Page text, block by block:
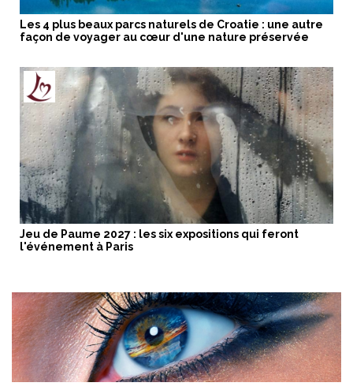
Les 4 plus beaux parcs naturels de Croatie : une autre
façon de voyager au cœur d'une nature préservée
Jeu de Paume 2027 : les six expositions qui feront
l'événement à Paris